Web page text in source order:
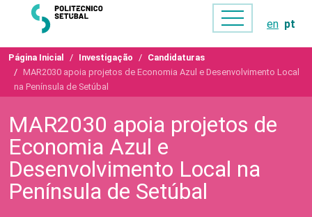
en pt
Página Inicial Investigação
Candidaturas
MAR2030 apoia projetos de Economia Azul e Desenvolvimento Local
na Península de Setúbal
MAR2030 apoia projetos de
Economia Azul e
Desenvolvimento Local na
Península de Setúbal